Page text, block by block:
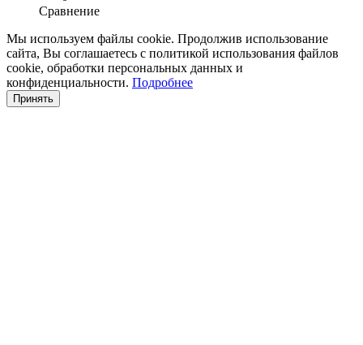
Сравнение
Мы используем файлы cookie. Продолжив использование
сайта, Вы соглашаетесь с политикой использования файлов
cookie, обработки персональных данных и
конфиденциальности. Подробнее
Принять